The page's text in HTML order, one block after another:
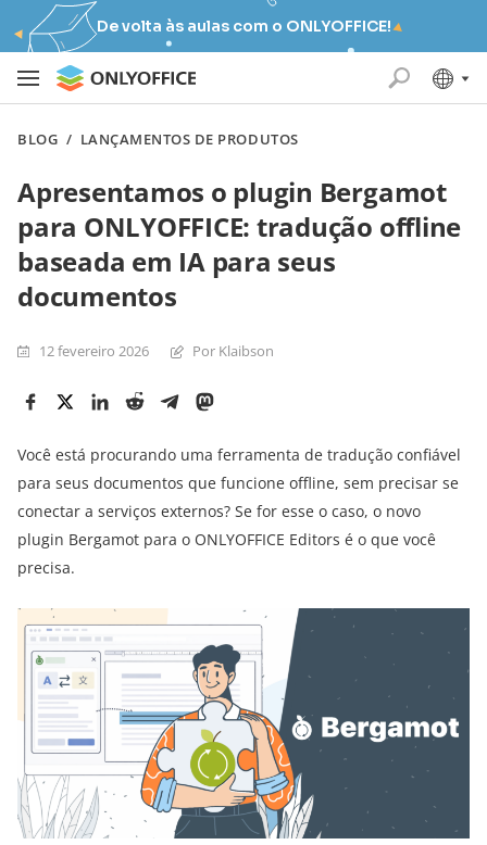
De volta às aulas com o ONLYOFFICE!
BLOG / LANÇAMENTOS DE PRODUTOS
Apresentamos o plugin Bergamot
para ONLYOFFICE: tradução offline
baseada em IA para seus
documentos
12 fevereiro 2026 Por Klaibson
Você está procurando uma ferramenta de tradução confiável
para seus documentos que funcione offline, sem precisar se
conectar a serviços externos? Se for esse o caso, o novo
plugin Bergamot para o ONLYOFFICE Editors é o que você
precisa.